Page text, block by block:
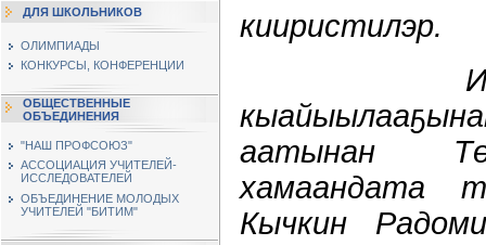
ДЛЯ ШКОЛЬНИКОВ
ОЛИМПИАДЫ
КОНКУРСЫ, КОНФЕРЕНЦИИ
ОБЩЕСТВЕННЫЕ
ОБЪЕДИНЕНИЯ
"НАШ ПРОФСОЮЗ"
АССОЦИАЦИЯ УЧИТЕЛЕЙ-
ИССЛЕДОВАТЕЛЕЙ
ОБЪЕДИНЕНИЕ МОЛОДЫХ
УЧИТЕЛЕЙ "БИТИМ"
кииристилэр.
Икки
аатынан
хамаандата
Кычкин